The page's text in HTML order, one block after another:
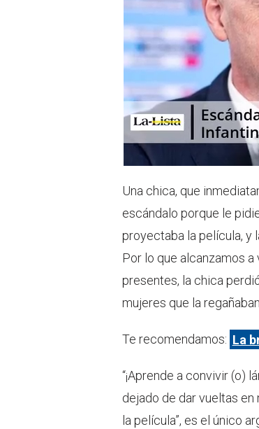
Una chica, que
escándalo porque le
proyectaba la película, y
Por lo que alcanzamos
presentes, la chica
mujeres que la
Te recomendamos: La
“¡Aprende a convivir (o)
dejado de dar vueltas en
la película”, es el único